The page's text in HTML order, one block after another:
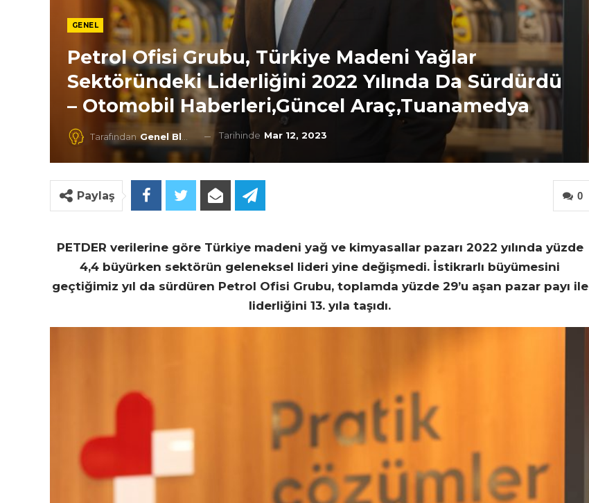
GENEL
Petrol Ofisi Grubu, Türkiye Madeni Yağlar
Sektöründeki Liderliğini 2022 Yılında Da Sürdürdü
– Otomobil Haberleri,güncel Araç,Tuanamedya
Tarafından Genel Blog Tarihinde Mar 12, 2023
0
Paylaş
PETDER verilerine göre Türkiye madeni yağ ve kimyasallar pazarı 2022 yılında yüzde
4,4 büyürken sektörün geleneksel lideri yine değişmedi. İstikrarlı büyümesini
geçtiğimiz yıl da sürdüren Petrol Ofisi Grubu, toplamda yüzde 29’u aşan pazar payı ile
liderliğini 13. yıla taşıdı.